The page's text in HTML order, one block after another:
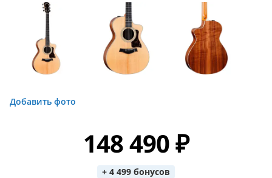
Добавить фото
148 490 ₽
+ 4 499 бонусов